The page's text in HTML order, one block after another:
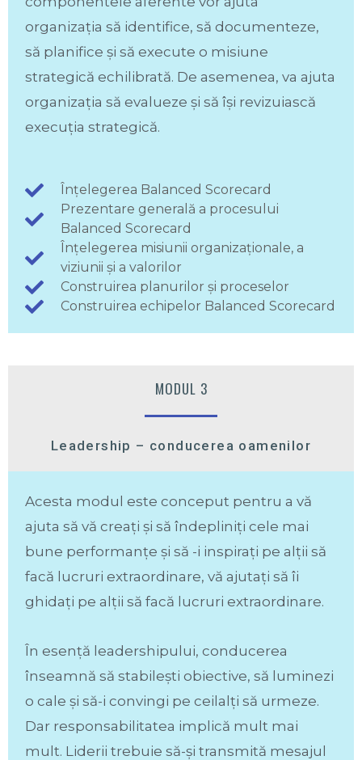
organizația să identifice, să documenteze,
să planifice și să execute o misiune
strategică echilibrată. De asemenea, va ajuta
organizația să evalueze și să își revizuiască
execuția strategică.
Înțelegerea Balanced Scorecard
Prezentare generală a procesului
Balanced Scorecard
Înțelegerea misiunii organizaționale, a
viziunii și a valorilor
Construirea planurilor și proceselor
Construirea echipelor Balanced Scorecard
MODUL 3
Leadership – conducerea oamenilor
Acesta modul este conceput pentru a vă
ajuta să vă creați și să îndepliniți cele mai
bune performanțe și să -i inspirați pe alții să
facă lucruri extraordinare, vă ajutați să îi
ghidați pe alții să facă lucruri extraordinare.
În esență leadershipului, conducerea
înseamnă să stabilești obiective, să luminezi
o cale și să-i convingi pe ceilalți să urmeze.
Dar responsabilitatea implică mult mai
mult. Liderii trebuie să-și transmită mesajul